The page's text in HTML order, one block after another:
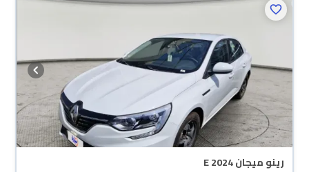
رينو ميجان E 2024